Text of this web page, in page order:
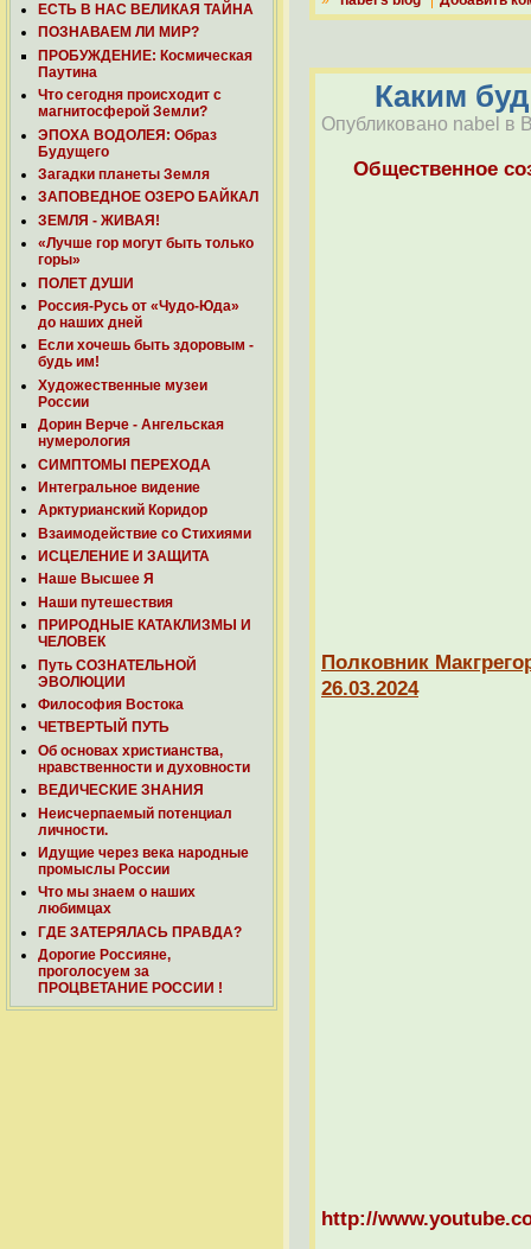
ЕСТЬ В НАС ВЕЛИКАЯ ТАЙНА
ПОЗНАВАЕМ ЛИ МИР?
ПРОБУЖДЕНИЕ: Космическая
Паутина
Что сегодня происходит с
магнитосферой Земли?
ЭПОХА ВОДОЛЕЯ: Образ
Будущего
Загадки планеты Земля
ЗАПОВЕДНОЕ ОЗЕРО БАЙКАЛ
ЗЕМЛЯ - ЖИВАЯ!
«Лучше гор могут быть только
горы»
ПОЛЕТ ДУШИ
Россия-Русь от «Чудо-Юда»
до наших дней
Если хочешь быть здоровым -
будь им!
Художественные музеи
России
Дорин Верче - Ангельская
нумерология
СИМПТОМЫ ПЕРЕХОДА
Интегральное видение
Арктурианский Коридор
Взаимодействие со Стихиями
ИСЦЕЛЕНИЕ И ЗАЩИТА
Наше Высшее Я
Наши путешествия
ПРИРОДНЫЕ КАТАКЛИЗМЫ И
ЧЕЛОВЕК
Путь СОЗНАТЕЛЬНОЙ
ЭВОЛЮЦИИ
Философия Востока
ЧЕТВЕРТЫЙ ПУТЬ
Об основах христианства,
нравственности и духовности
ВЕДИЧЕСКИЕ ЗНАНИЯ
Неисчерпаемый потенциал
личности.
Идущие через века народные
промыслы России
Что мы знаем о наших
любимцах
ГДЕ ЗАТЕРЯЛАСЬ ПРАВДА?
Дорогие Россияне,
проголосуем за
ПРОЦВЕТАНИЕ РОССИИ !
Каким
Опубликовано nabel в
Общественное
Полковник
26.03.2024
http://